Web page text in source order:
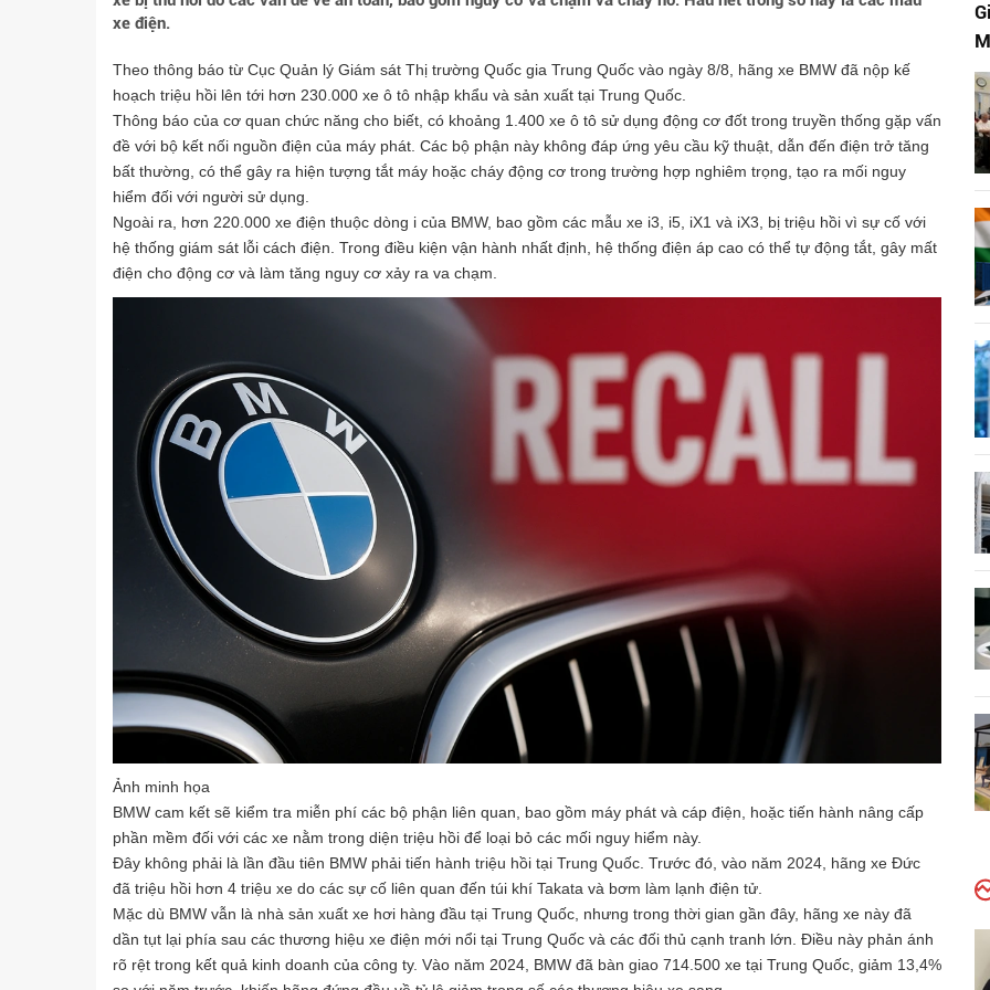
xe điện.
Theo thông báo từ Cục Quản lý Giám sát Thị trường Quốc gia Trung Quốc vào ngày 8/8, hãng xe BMW đã nộp kế
hoạch triệu hồi lên tới hơn 230.000 xe ô tô nhập khẩu và sản xuất tại Trung Quốc.
Thông báo của cơ quan chức năng cho biết, có khoảng 1.400 xe ô tô sử dụng động cơ đốt trong truyền thống gặp vấn
đề với bộ kết nối nguồn điện của máy phát. Các bộ phận này không đáp ứng yêu cầu kỹ thuật, dẫn đến điện trở tăng
bất thường, có thể gây ra hiện tượng tắt máy hoặc cháy động cơ trong trường hợp nghiêm trọng, tạo ra mối nguy
hiểm đối với người sử dụng.
Ngoài ra, hơn 220.000 xe điện thuộc dòng i của BMW, bao gồm các mẫu xe i3, i5, iX1 và iX3, bị triệu hồi vì sự cố với
hệ thống giám sát lỗi cách điện. Trong điều kiện vận hành nhất định, hệ thống điện áp cao có thể tự động tắt, gây mất
điện cho động cơ và làm tăng nguy cơ xảy ra va chạm.
Ảnh minh họa
BMW cam kết sẽ kiểm tra miễn phí các bộ phận liên quan, bao gồm máy phát và cáp điện, hoặc tiến hành nâng cấp
phần mềm đối với các xe nằm trong diện triệu hồi để loại bỏ các mối nguy hiểm này.
Đây không phải là lần đầu tiên BMW phải tiến hành triệu hồi tại Trung Quốc. Trước đó, vào năm 2024, hãng xe Đức
đã triệu hồi hơn 4 triệu xe do các sự cố liên quan đến túi khí Takata và bơm làm lạnh điện tử.
Mặc dù BMW vẫn là nhà sản xuất xe hơi hàng đầu tại Trung Quốc, nhưng trong thời gian gần đây, hãng xe này đã
dần tụt lại phía sau các thương hiệu xe điện mới nổi tại Trung Quốc và các đối thủ cạnh tranh lớn. Điều này phản ánh
rõ rệt trong kết quả kinh doanh của công ty. Vào năm 2024, BMW đã bàn giao 714.500 xe tại Trung Quốc, giảm 13,4%